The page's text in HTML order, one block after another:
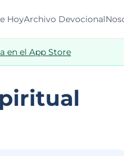
HoyArchivo Devocional
en el App Store